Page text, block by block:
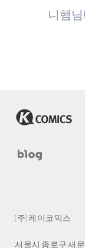
니햄
(주) 케이코믹스
서울시 종로구 새